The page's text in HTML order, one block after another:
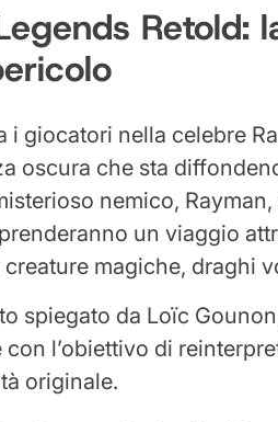
Retold:
i giocatori nella celebre
oscura che sta
nemico,
un viaggio
magiche, draghi
spiegato da Loïc
l’obiettivo di
originale.